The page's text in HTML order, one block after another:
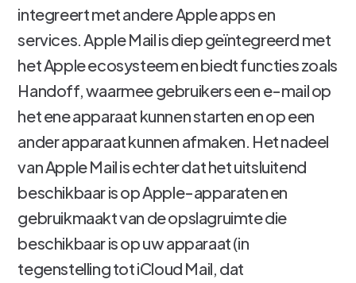
integreert met andere Apple apps en
services. Apple Mail is diep geïntegreerd met
het Apple ecosysteem en biedt functies zoals
Handoff, waarmee gebruikers een e-mail op
het ene apparaat kunnen starten en op een
ander apparaat kunnen afmaken. Het nadeel
van Apple Mail is echter dat het uitsluitend
beschikbaar is op Apple-apparaten en
gebruikmaakt van de opslagruimte die
beschikbaar is op uw apparaat (in
tegenstelling tot iCloud Mail, dat